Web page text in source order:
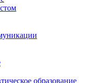
образование